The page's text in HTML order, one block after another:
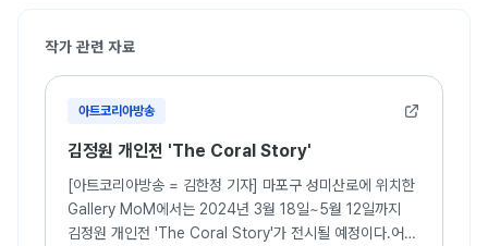
작가 관련 자료
아트코리아방송
김정원 개인전 'The Coral Story'
[아트코리아방송 = 김한정 기자] 마포구 성미산로에 위치한
Gallery MoM에서는 2024년 3월 18일~5월 12일까지
김정원 개인전 'The Coral Story'가 전시될 예정이다.어릴